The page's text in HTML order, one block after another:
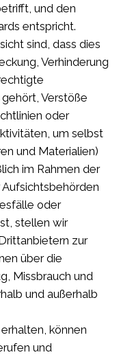
und den
entspricht.
sind, dass dies
Verhinderung
Verstöße
oder
um selbst
und Materialien)
im Rahmen der
oder
stellen wir
zur
über die
Missbrauch und
und außerhalb
können
und